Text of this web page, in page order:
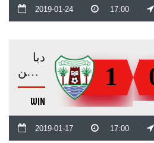
2019-01-24 17:00
1
دبا
الحصن
WIN
2019-01-17 17:00